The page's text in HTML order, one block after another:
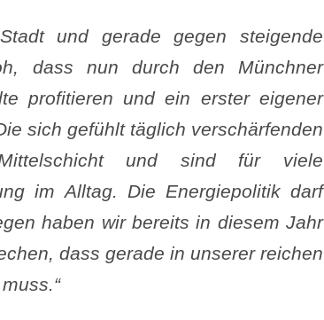
und gerade gegen steigende
dass nun durch den Münchner
profitieren und ein erster eigener
sich gefühlt täglich verschärfenden
und sind für viele
im Alltag. Die Energiepolitik darf
haben wir bereits in diesem Jahr
dass gerade in unserer reichen